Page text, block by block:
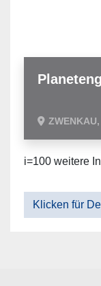
i=100 weitere
Klicken für